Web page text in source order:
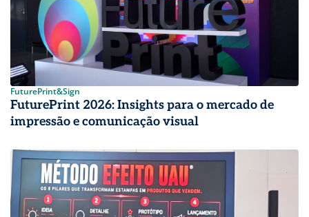
FuturePrint&Sign
FuturePrint 2026: Insights para o mercado de
impressão e comunicação visual